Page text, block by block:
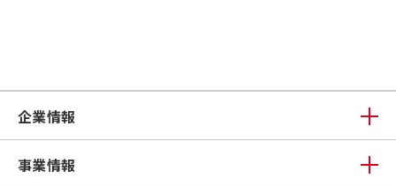
企業情報
事業情報